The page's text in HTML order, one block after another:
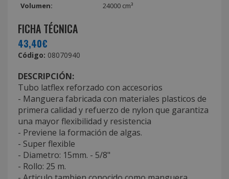
Volumen:
24000 cm³
FICHA TÉCNICA
43,40€
Código: 08070940
DESCRIPCIÓN:
Tubo latflex reforzado con accesorios
- Manguera fabricada con materiales plasticos de
primera calidad y refuerzo de nylon que garantiza
una mayor flexibilidad y resistencia
- Previene la formación de algas.
- Super flexible
- Diametro: 15mm. - 5/8"
- Rollo: 25 m.